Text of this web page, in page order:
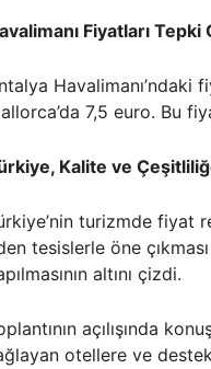
Fiyatları Tepki
Havalimanı’ndaki
7,5 euro. Bu
Kalite ve
turizmde fiyat
tesislerle öne
altını çizdi.
açılışında
otellere ve